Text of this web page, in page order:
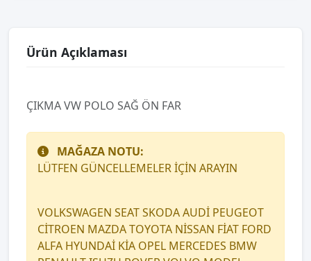
Ürün Açıklaması
ÇIKMA VW POLO SAĞ ÖN FAR
MAĞAZA NOTU:
LÜTFEN GÜNCELLEMELER İÇİN ARAYIN
VOLKSWAGEN SEAT SKODA AUDİ PEUGEOT
CİTROEN MAZDA TOYOTA NİSSAN FİAT FORD
ALFA HYUNDAİ KİA OPEL MERCEDES BMW